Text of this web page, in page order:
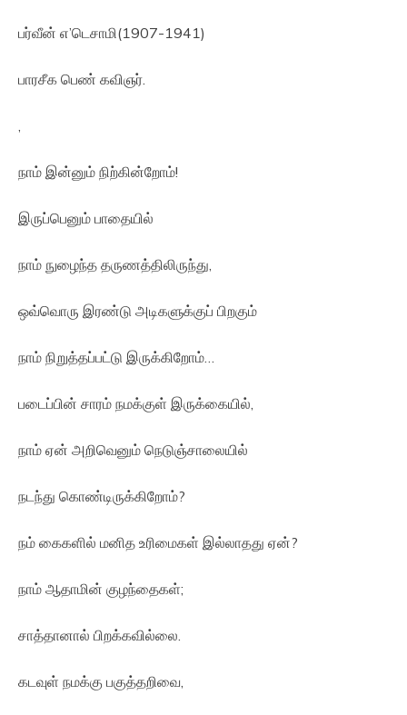
பர்வீன் எ’டெசாமி(1907-1941)
பாரசீக பெண் கவிஞர்.
,
நாம் இன்னும் நிற்கின்றோம்!
இருப்பெனும் பாதையில்
நாம் நுழைந்த தருணத்திலிருந்து,
ஒவ்வொரு இரண்டு அடிகளுக்குப் பிறகும்
நாம் நிறுத்தப்பட்டு இருக்கிறோம்…
படைப்பின் சாரம் நமக்குள் இருக்கையில்,
நாம் ஏன் அறிவெனும் நெடுஞ்சாலையில்
நடந்து கொண்டிருக்கிறோம்?
நம் கைகளில் மனித உரிமைகள் இல்லாதது ஏன்?
நாம் ஆதாமின் குழந்தைகள்;
சாத்தானால் பிறக்கவில்லை.
கடவுள் நமக்கு பகுத்தறிவை,